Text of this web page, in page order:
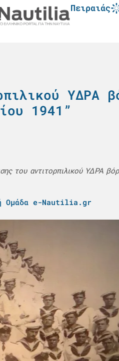
Πειραιάς
ΥΔΡΑ
1941”
του αντιτορπιλικού ΥΔΡΑ
Ομάδα e-Nautilia.gr